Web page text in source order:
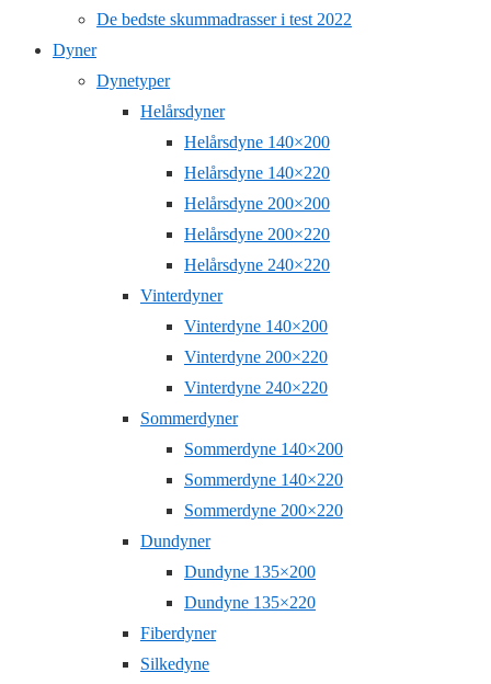
De bedste skummadrasser i test 2022
Dyner
Dynetyper
Helårsdyner
Helårsdyne 140×200
Helårsdyne 140×220
Helårsdyne 200×200
Helårsdyne 200×220
Helårsdyne 240×220
Vinterdyner
Vinterdyne 140×200
Vinterdyne 200×220
Vinterdyne 240×220
Sommerdyner
Sommerdyne 140×200
Sommerdyne 140×220
Sommerdyne 200×220
Dundyner
Dundyne 135×200
Dundyne 135×220
Fiberdyner
Silkedyne